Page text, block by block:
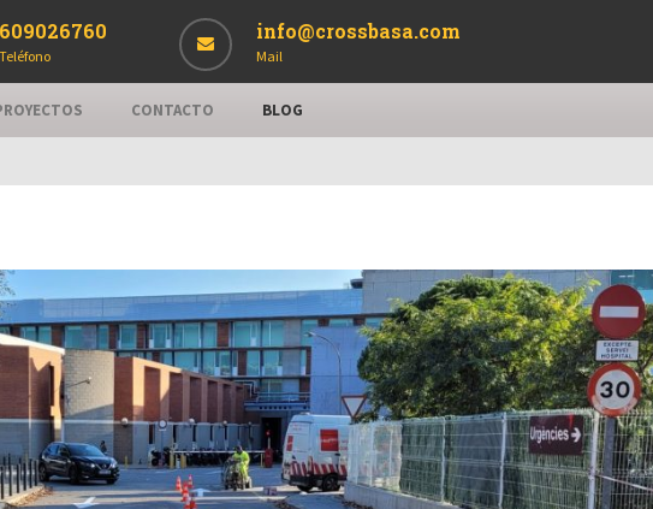
609026760
Teléfono
info@crossbasa.com
Mail
CONTACTO BLOG